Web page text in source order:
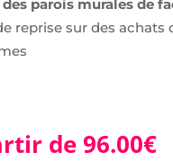
des parois murales de
reprise sur des
de96.00€